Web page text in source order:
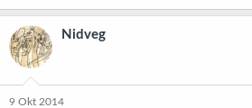
Nidveg
9 Okt 2014